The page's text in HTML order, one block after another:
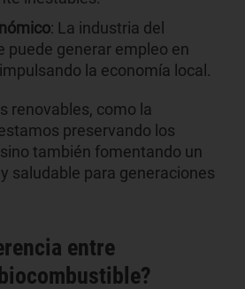
: La industria del
puede generar empleo en
la economía local.
renovables, como la
preservando los
también fomentando un
saludable para generaciones
entre